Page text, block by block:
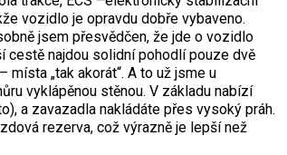
vozidlo je opravdu dobře vybaveno.
jsem přesvědčen, že jde o vozidlo
cestě najdou solidní pohodlí pouze dvě
„tak akorát“. A to už jsme u
vyklápěnou stěnou. V základu nabízí
a zavazadla nakládáte přes vysoký práh.
rezerva, což výrazně je lepší než